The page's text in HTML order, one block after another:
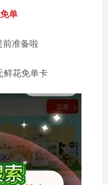
单
准备啦
鲜花免单卡